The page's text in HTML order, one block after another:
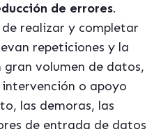
de errores.
realizar y completar
repeticiones y la
gran volumen de datos,
o apoyo
las demoras, las
de entrada de datos